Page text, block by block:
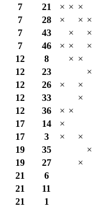
7
21 × × ×
7
28 × × ×
7
43 × ×
7
46 × × ×
12
8 × ×
12
23 ×
12
26 × ×
12
33 ×
12
36 × ×
17
14 ×
17
3 × ×
19
35 ×
19
27 ×
21
6
21
11
21
1